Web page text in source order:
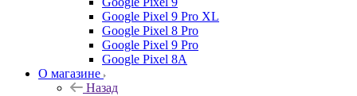
Google Pixel 9 Pro XL
Google Pixel 8 Pro
Google Pixel 9 Pro
Google Pixel 8A
О магазине
Назад